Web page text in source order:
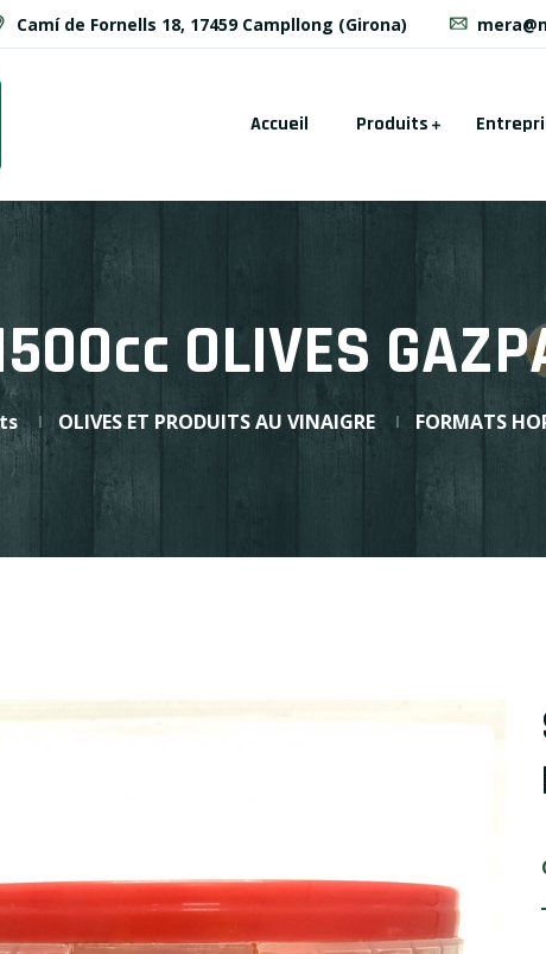
Camí de Fornells 18, 17459 Campllong (Girona)
Accueil Produits
OLIVES
OLIVES ET PRODUITS AU VINAIGRE FORMATS